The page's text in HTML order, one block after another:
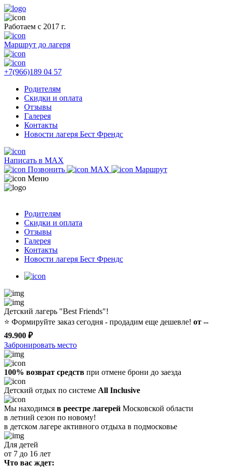
Работаем с 2017 г.
Маршрут до лагеря
+7(966)189 04 57
Родителям
Скидки и оплата
Отзывы
Галерея
Контакты
Новости лагеря Бест Френдс
Написать в MAX
Позвонить
MAX
Маршрут
Меню
Родителям
Скидки и оплата
Отзывы
Галерея
Контакты
Новости лагеря Бест Френдс
Детский лагерь "Best Friends"!
⭐️ Формируйте заказ сегодня - продадим еще дешевле! от --
49.900 ₽
Забронировать место
100% возврат средств при отмене брони до заезда
Детский отдых по системе All Inclusive
Мы находимся в реестре лагерей Московской области
в летний сезон по новому!
в детском лагере активного отдыха в подмосковье
Для детей
от 7 до 16 лет
Что вас ждет: